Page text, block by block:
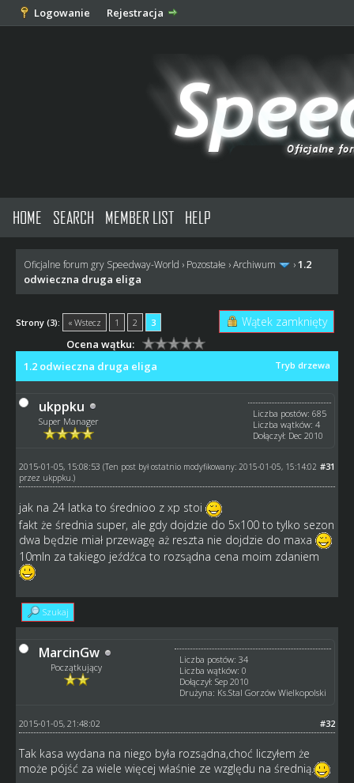
Logowanie Rejestracja
HOME SEARCH MEMBER LIST HELP
Oficjalne forum gry Speedway-World › Pozostałe ›Archiwum ›1.2
odwieczna druga eliga
Strony (3): « Wstecz 1 2 3 Wątek zamknięty
Ocena wątku:
Tryb drzewa
1.2 odwieczna druga eliga
ukppku
Super Manager
Liczba postów: 685
Liczba wątków: 4
Dołączył: Dec 2010
#31
2015-01-05, 15:08:53 (Ten post był ostatnio modyfikowany: 2015-01-05, 15:14:02
przez ukppku .)
jak na 24 latka to średnioo z xp stoi
fakt że średnia super, ale gdy dojdzie do 5x100 to tylko sezon
dwa będzie miał przewagę aż reszta nie dojdzie do maxa
10mln za takiego jeźdźca to rozsądna cena moim zdaniem
Szukaj
MarcinGw
Początkujący
Liczba postów: 34
Liczba wątków: 0
Dołączył: Sep 2010
Drużyna: Ks.Stal Gorzów Wielkopolski
#32
2015-01-05, 21:48:02
Tak kasa wydana na niego była rozsądna,choć liczyłem że
może pójść za wiele więcej właśnie ze względu na średnią.